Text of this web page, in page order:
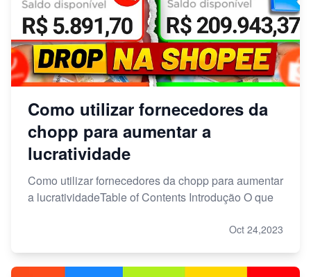
Como utilizar fornecedores da
chopp para aumentar a
lucratividade
Como utilizar fornecedores da chopp para aumentar
a lucratividadeTable of Contents Introdução O que
Oct 24,2023